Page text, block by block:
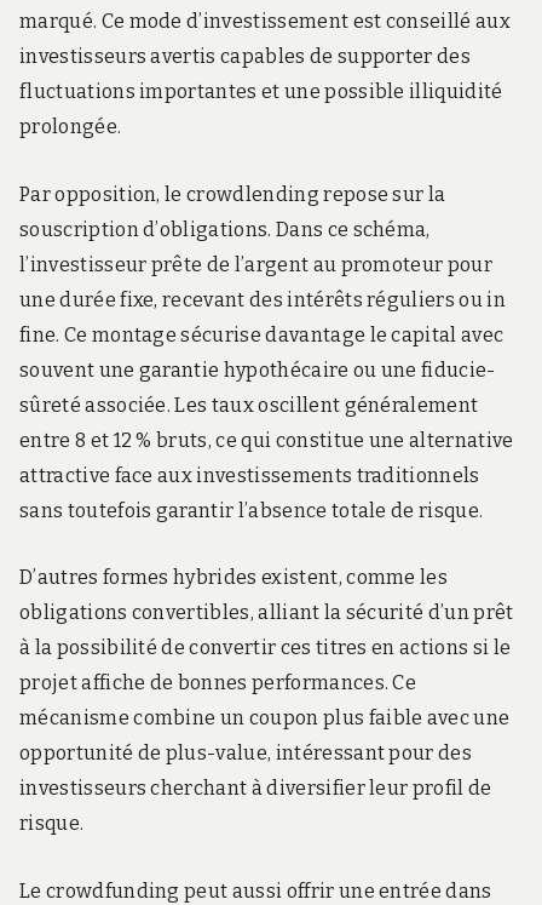
marqué. Ce mode d’investissement est conseillé aux
investisseurs avertis capables de supporter des
fluctuations importantes et une possible illiquidité
prolongée.
Par opposition, le crowdlending repose sur la
souscription d’obligations. Dans ce schéma,
l’investisseur prête de l’argent au promoteur pour
une durée fixe, recevant des intérêts réguliers ou in
fine. Ce montage sécurise davantage le capital avec
souvent une garantie hypothécaire ou une fiducie-
sûreté associée. Les taux oscillent généralement
entre 8 et 12 % bruts, ce qui constitue une alternative
attractive face aux investissements traditionnels
sans toutefois garantir l’absence totale de risque.
D’autres formes hybrides existent, comme les
obligations convertibles, alliant la sécurité d’un prêt
à la possibilité de convertir ces titres en actions si le
projet affiche de bonnes performances. Ce
mécanisme combine un coupon plus faible avec une
opportunité de plus-value, intéressant pour des
investisseurs cherchant à diversifier leur profil de
risque.
Le crowdfunding peut aussi offrir une entrée dans